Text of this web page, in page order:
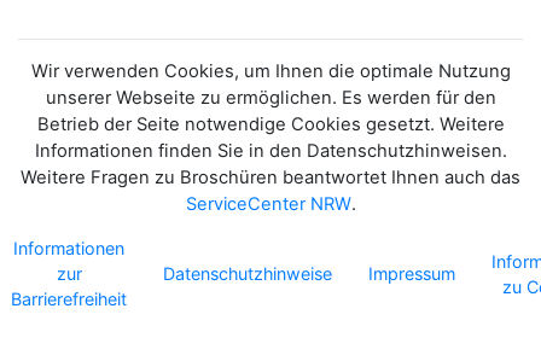
Wir verwenden Cookies, um Ihnen die optimale Nutzung
unserer Webseite zu ermöglichen. Es werden für den
Betrieb der Seite notwendige Cookies gesetzt. Weitere
Informationen finden Sie in den Datenschutzhinweisen.
Weitere Fragen zu Broschüren beantwortet Ihnen auch das
ServiceCenter NRW.
Informationen
zur
Barrierefreiheit
Datenschutzhinweise Impressum
zu